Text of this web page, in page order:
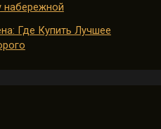
набережной
Где Купить Лучшее